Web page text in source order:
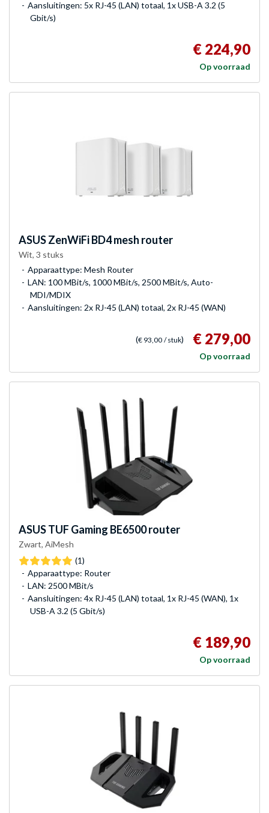
Aansluitingen: 5x RJ-45 (LAN) totaal, 1x USB-A 3.2 (5
Gbit/s)
€ 224,90
Op voorraad
ASUSZenWiFi BD4 mesh router
Wit, 3 stuks
Apparaattype: Mesh Router
LAN: 100 MBit/s, 1000 MBit/s, 2500 MBit/s, Auto-
MDI/MDIX
Aansluitingen: 2x RJ-45 (LAN) totaal, 2x RJ-45 (WAN)
(€ 93,00 / stuk) € 279,00
Op voorraad
ASUSTUF Gaming BE6500 router
Zwart, AiMesh
(1)
Apparaattype: Router
LAN: 2500 MBit/s
Aansluitingen: 4x RJ-45 (LAN) totaal, 1x RJ-45 (WAN), 1x
USB-A 3.2 (5 Gbit/s)
€ 189,90
Op voorraad